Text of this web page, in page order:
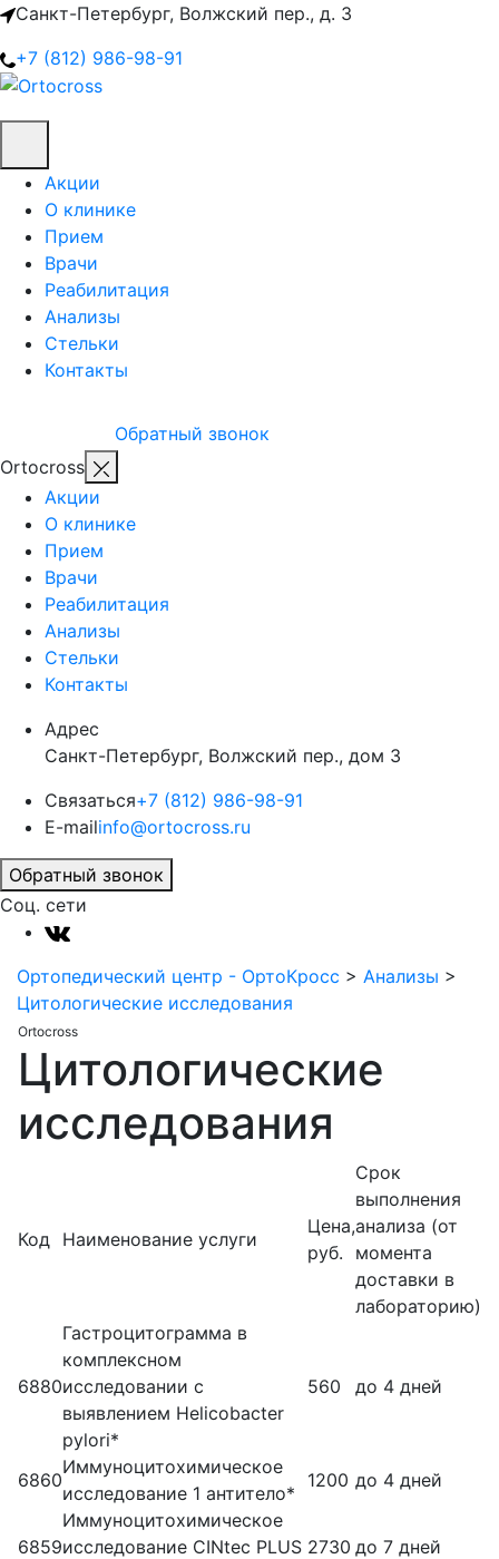
Санкт-Петербург, Волжский пер., д. 3
+7 (812) 986-98-91
Акции
О клинике
Прием
Врачи
Реабилитация
Анализы
Стельки
Контакты
Обратный звонок
Ortocross
Акции
О клинике
Прием
Врачи
Реабилитация
Анализы
Стельки
Контакты
Адрес
Санкт-Петербург, Волжский пер., дом 3
Связаться+7 (812) 986-98-91
E-mailinfo@ortocross.ru
Обратный звонок
Соц. сети
Ортопедический центр - ОртоКросс > Анализы >
Цитологические исследования
Ortocross
Цитологические
исследования
Код Наименование услуги
Цена,
руб.
Срок
выполнения
анализа (от
момента
доставки в
лабораторию)
6880
Гастроцитограмма в
комплексном
исследовании с
выявлением Helicobacter
pylori*
560 до 4 дней
6860
Иммуноцитохимическое
исследование 1 антитело*
1200 до 4 дней
6859
Иммуноцитохимическое
исследование CINtec PLUS 2730 до 7 дней